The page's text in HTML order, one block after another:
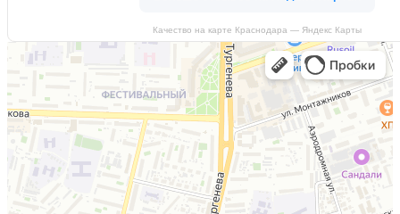
Качество на карте Краснодара — Яндекс Карты